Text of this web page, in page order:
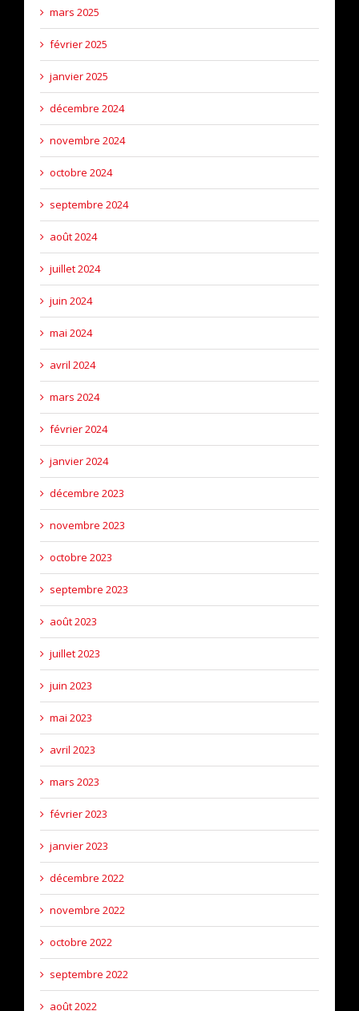
mars 2025
février 2025
janvier 2025
décembre 2024
novembre 2024
octobre 2024
septembre 2024
août 2024
juillet 2024
juin 2024
mai 2024
avril 2024
mars 2024
février 2024
janvier 2024
décembre 2023
novembre 2023
octobre 2023
septembre 2023
août 2023
juillet 2023
juin 2023
mai 2023
avril 2023
mars 2023
février 2023
janvier 2023
décembre 2022
novembre 2022
octobre 2022
septembre 2022
août 2022